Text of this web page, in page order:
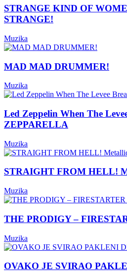
STRANGE KIND OF
STRANGE!
Muzika
MAD MAD DRUMMER!
Muzika
Led Zeppelin When The
ZEPPARELLA
Muzika
STRAIGHT FROM HELL!
Muzika
THE PRODIGY –
Muzika
OVAKO JE SVIRAO